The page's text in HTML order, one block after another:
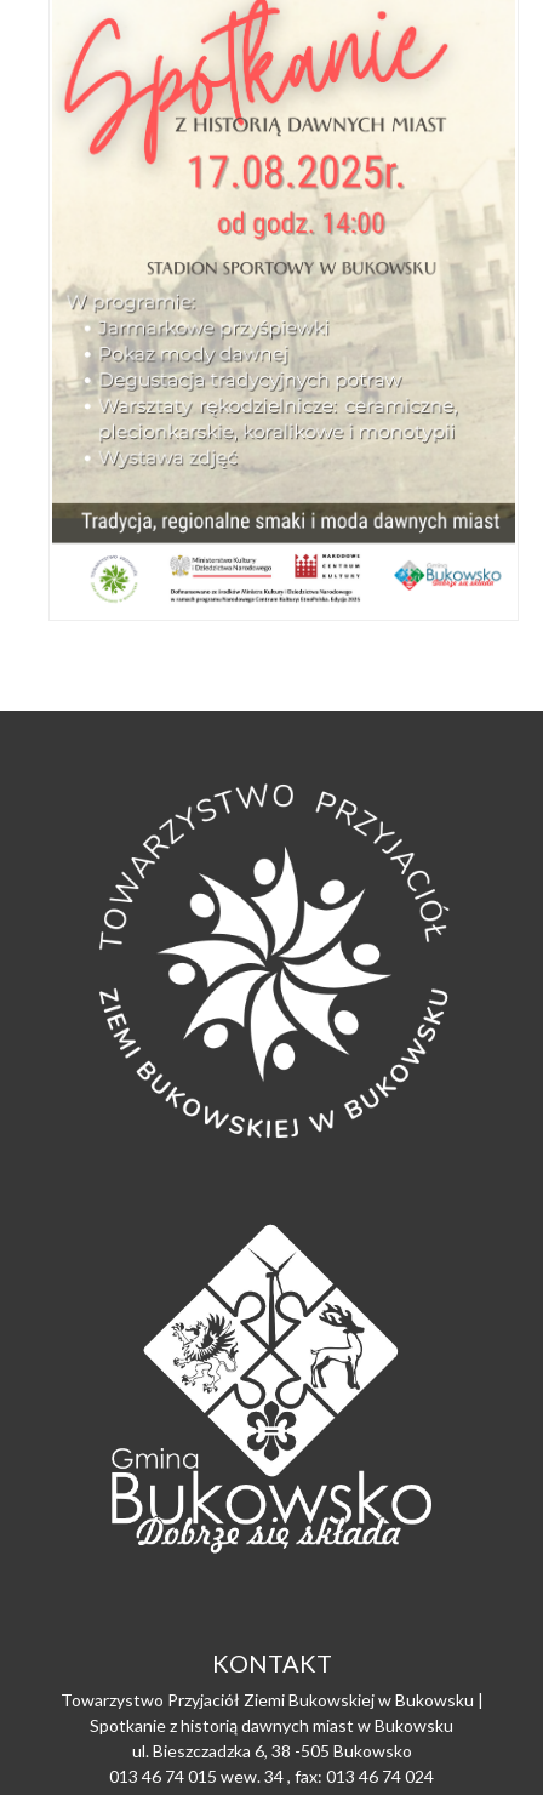
KONTAKT
Towarzystwo Przyjaciół Ziemi Bukowskiej w Bukowsku |
Spotkanie z historią dawnych miast w Bukowsku
ul. Bieszczadzka 6, 38 -505 Bukowsko
013 46 74 015 wew. 34 , fax: 013 46 74 024